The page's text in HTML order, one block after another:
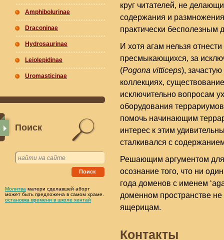
Amphibolurinae
Draconinae
Hydrosaurinae
Leiolepidinae
Uromasticinae
Поиск
Поиск
Молитва матери сделавшей аборт
может быть предложена в самом храме.
остановка времени в школе хентай
круг читателей, не
содержания и
практически бесполезным
И хотя агам нельзя
пресмыкающихся, за
(Pogona vitticeps),
коллекциях,
исключительно вопросам
оборудования
помочь начинающим
интерес к этим
сталкивался с
Решающим аргументом для
осознание того, что ни
года доменов с именем
доменном пространстве
ящерицам.
Контакты